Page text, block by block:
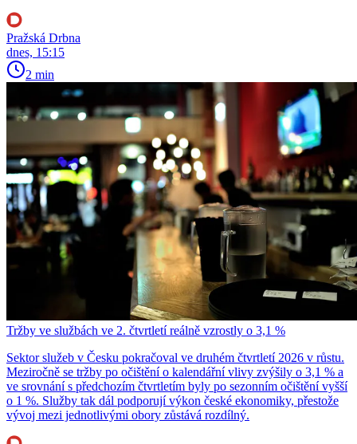
Pražská Drbna
dnes, 15:15
2 min
Tržby ve službách ve 2. čtvrtletí reálně vzrostly o 3,1 %
Sektor služeb v Česku pokračoval ve druhém čtvrtletí 2026 v růstu.
Meziročně se tržby po očištění o kalendářní vlivy zvýšily o 3,1 % a
ve srovnání s předchozím čtvrtletím byly po sezonním očištění vyšší
o 1 %. Služby tak dál podporují výkon české ekonomiky, přestože
vývoj mezi jednotlivými obory zůstává rozdílný.